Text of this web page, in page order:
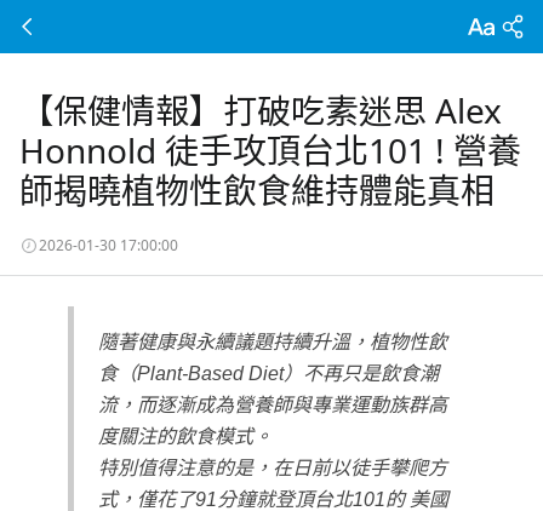
【保健情報】打破吃素迷思 Alex
Honnold 徒手攻頂台北101 ! 營養
師揭曉植物性飲食維持體能真相
2026-01-30 17:00:00
隨著健康與永續議題持續升溫，植物性飲
食（Plant-Based Diet）
不再只是飲食潮
流，而逐漸成為營養師與專業運動族群高
度關注的飲食模式。
特別值得注意的是，在日前以徒手攀爬方
式，僅花了91 分鐘就登頂台北101的 美國